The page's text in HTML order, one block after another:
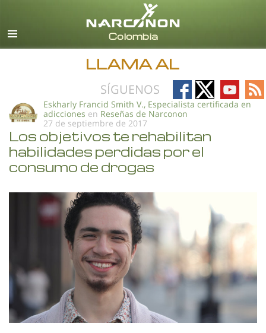
Español
Todas las Regiones/Idiomas
LLAMA AL
SÍGUENOS
Follow
on
Facebook
Follow
on
Follow
on
on
Eskharly Francid Smith V., Especialista certificada en
adicciones en Reseñas de Narconon
27 de septiembre de 2017
Los objetivos te rehabilitan
habilidades perdidas por el
consumo de drogas